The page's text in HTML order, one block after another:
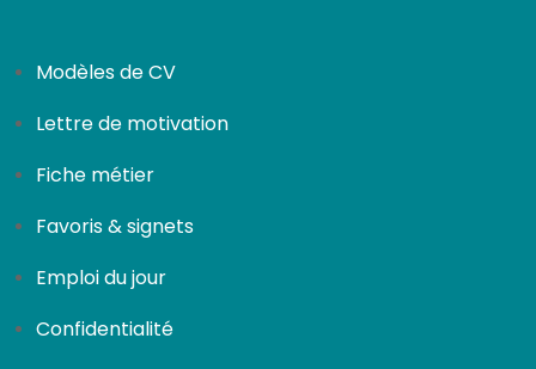
Modèles de CV
Lettre de motivation
Fiche métier
Favoris & signets
Emploi du jour
Confidentialité